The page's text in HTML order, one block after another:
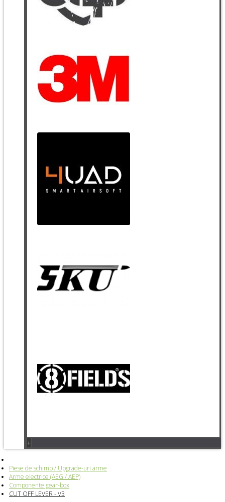
+
Piese de schimb / Upgrade-uri arme
Arme electrice (AEG / AEP)
Componente gear-box
CUT OFF LEVER - V3